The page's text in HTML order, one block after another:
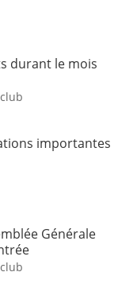
durant le mois
importantes
Générale